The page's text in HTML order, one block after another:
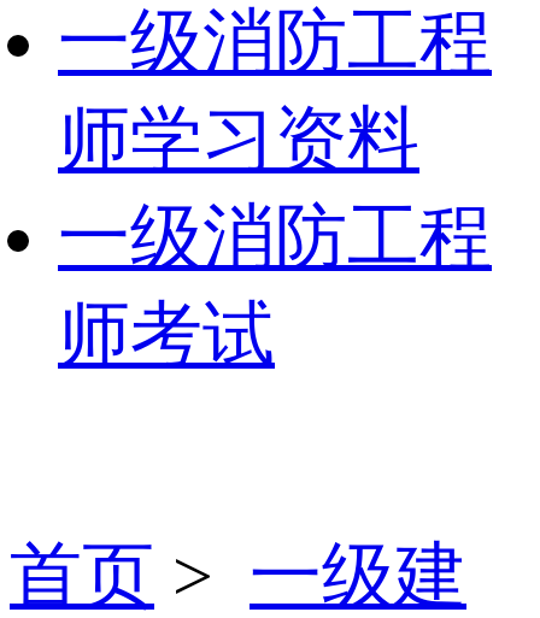
一级消防工程
师学习资料
一级消防工程
师考试
首页 > 一级建